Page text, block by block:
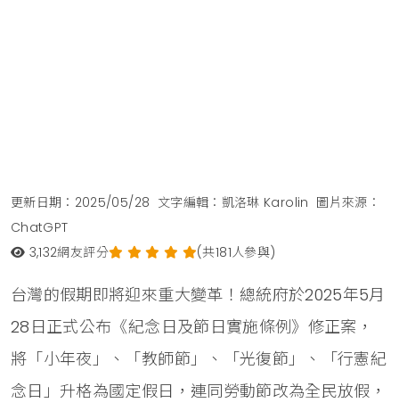
更新日期：2025/05/28 文字編輯：凱洛琳 Karolin 圖片來源：
ChatGPT
3,132網友評分 (共181人參與)
台灣的假期即將迎來重大變革！總統府於2025年5月
28日正式公布《紀念日及節日實施條例》修正案，
將「小年夜」、「教師節」、「光復節」、「行憲紀
念日」升格為國定假日，連同勞動節改為全民放假，